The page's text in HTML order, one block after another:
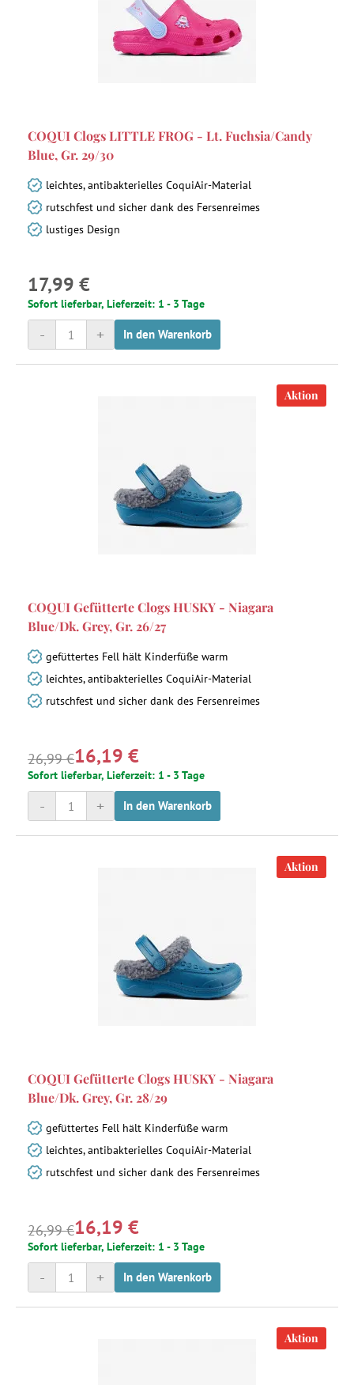
COQUI Clogs LITTLE FROG - Lt. Fuchsia/Candy
Blue, Gr. 29/30
leichtes, antibakterielles CoquiAir-Material
rutschfest und sicher dank des Fersenreimes
lustiges Design
17,99 €
Sofort lieferbar, Lieferzeit: 1 - 3 Tage
+
- In den Warenkorb
Aktion
COQUI Gefütterte Clogs HUSKY - Niagara
Blue/Dk. Grey, Gr. 26/27
gefüttertes Fell hält Kinderfüße warm
leichtes, antibakterielles CoquiAir-Material
rutschfest und sicher dank des Fersenreimes
26,99 €16,19 €
Sofort lieferbar, Lieferzeit: 1 - 3 Tage
+
- In den Warenkorb
Aktion
COQUI Gefütterte Clogs HUSKY - Niagara
Blue/Dk. Grey, Gr. 28/29
gefüttertes Fell hält Kinderfüße warm
leichtes, antibakterielles CoquiAir-Material
rutschfest und sicher dank des Fersenreimes
26,99 €16,19 €
Sofort lieferbar, Lieferzeit: 1 - 3 Tage
+
- In den Warenkorb
Aktion